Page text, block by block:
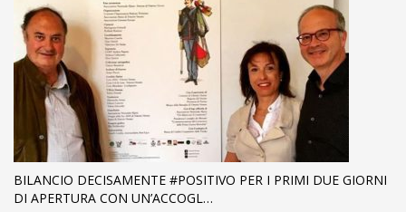
BILANCIO DECISAMENTE #POSITIVO PER I PRIMI DUE GIORNI
DI APERTURA CON UN’ACCOGL…